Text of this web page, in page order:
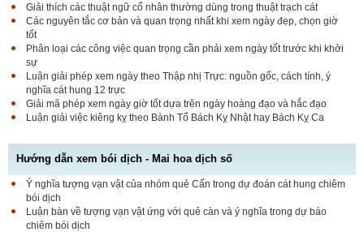
Giải thích các thuật ngữ cổ nhân thường dùng trong thuật trạch cát
Các nguyên tắc cơ bản và quan trọng nhất khi xem ngày đẹp, chọn giờ
tốt
Phân loại các công việc quan trọng cần phải xem ngày tốt trước khi khởi
sự
Luận giải phép xem ngày theo Thập nhị Trực: nguồn gốc, cách tính, ý
nghĩa cát hung 12 trực
Giải mã phép xem ngày giờ tốt dựa trên ngày hoàng đạo và hắc đạo
Luận giải việc kiêng kỵ theo Bành Tổ Bách Kỵ Nhật hay Bách Kỵ Ca
Hướng dẫn xem bói dịch - Mai hoa dịch số
Ý nghĩa tượng vạn vật của nhóm quẻ Cấn trong dự đoán cát hung chiêm
bói dịch
Luận bàn về tượng vạn vật ứng với quẻ càn và ý nghĩa trong dự báo
chiêm bói dịch